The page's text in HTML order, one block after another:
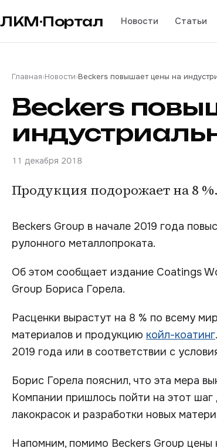
ЛКМ·Портал Новости Статьи
Главная›Новости›Beckers повышает цены на
Beckers
11 декабря 2018
Продукция подорожает на 8 %.
Beckers Group в начале 2019 года
рулонного металлопроката.
Об этом сообщает издание Coatings
Group Бориса Горела.
Расценки вырастут на 8 % по всему
материалов и продукцию койл-коатинг
2019 года или в соответствии с
Борис Горела пояснил, что эта мера
Компании пришлось пойти на этот
лакокрасок и разработки новых
Напомним, помимо Beckers Group